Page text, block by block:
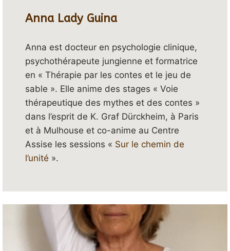
Anna Lady Guina
Anna est docteur en psychologie clinique,
psychothérapeute jungienne et formatrice
en « Thérapie par les contes et le jeu de
sable ». Elle anime des stages « Voie
thérapeutique des mythes et des contes »
dans l’esprit de K. Graf Dürckheim, à Paris
et à Mulhouse et co-anime au Centre
Assise les sessions « Sur le chemin de
l’unité ».